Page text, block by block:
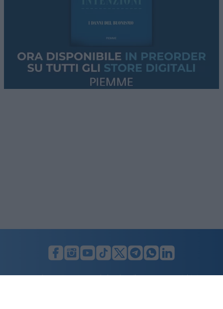
LUNIFIN S.r.l. a socio unico. Sede legale Milano, Largo F. Richini, 2/A,